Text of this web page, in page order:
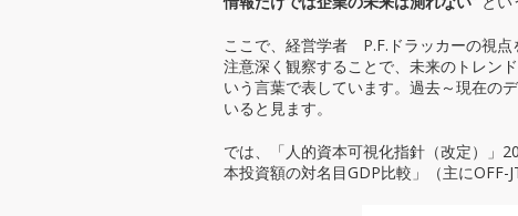
ここで、経営学者 P.F.ドラッカーの視点
注意深く観察することで、未来のトレン
いう言葉で表しています。過去～現在の
いると見ます。
では、「人的資本可視化指針（改定）」
本投資額の対名目GDP比較」（主にOFF-